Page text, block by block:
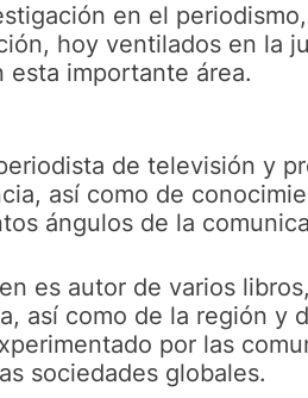
en el
hoy ventilados en la
esta importante área.
de televisión y
así como de
ángulos de la
es autor de varios
así como de la región y
por las
sociedades globales.